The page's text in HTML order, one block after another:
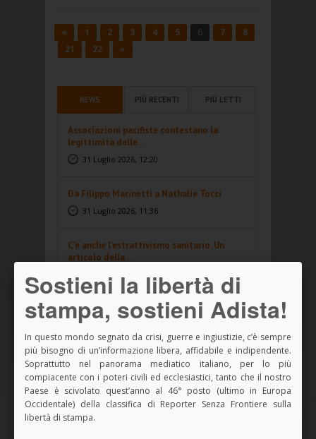
« 1 2 3 4 5 6 7
8
21
22 »
NEWS PIÙ RECENTI PIÙ LETTI
Associazioni pacifiste contestano la
legittimità delle...
31 Luglio 2026, 12:20
Da Filippo Marinetti a Nathalie Tocci
31 Luglio 2026, 11:36
C'è anche l'estrattivismo sanitario. Un
articolo della...
Elezioni presidenziali in Brasile: Lula o
Flavio Bolson...
28 Luglio 2026, 18:16
L'umanità sul crinale dell'autodistruzione:
appello al...
28 Luglio 2026, 10:34
Sostieni la libertà di
stampa, sostieni Adista!
In questo mondo segnato da crisi, guerre e ingiustizie, c’è sempre
più bisogno di un’informazione libera, affidabile e indipendente.
Soprattutto nel panorama mediatico italiano, per lo più
compiacente con i poteri civili ed ecclesiastici, tanto che il nostro
Paese è scivolato quest’anno al 46° posto (ultimo in Europa
Occidentale) della classifica di Reporter Senza Frontiere sulla
libertà di stampa.